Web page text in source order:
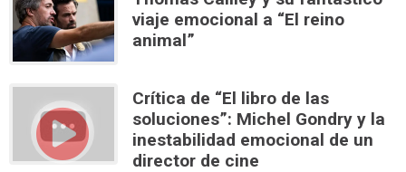
viaje emocional a “El reino
animal”
Crítica de “El libro de las
soluciones”: Michel Gondry y la
inestabilidad emocional de un
director de cine